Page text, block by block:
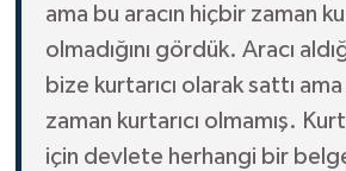
ama bu aracın hiçbir zaman
olmadığını gördük. Aracı
bize kurtarıcı olarak sattı
zaman kurtarıcı olmamış.
için devlete herhangi bir